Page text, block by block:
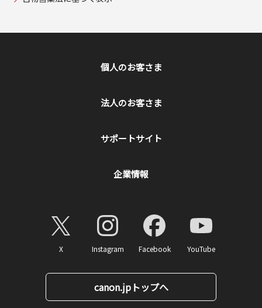
個人のお客さま
法人のお客さま
サポートサイト
企業情報
X Instagram Facebook YouTube
canon.jpトップへ